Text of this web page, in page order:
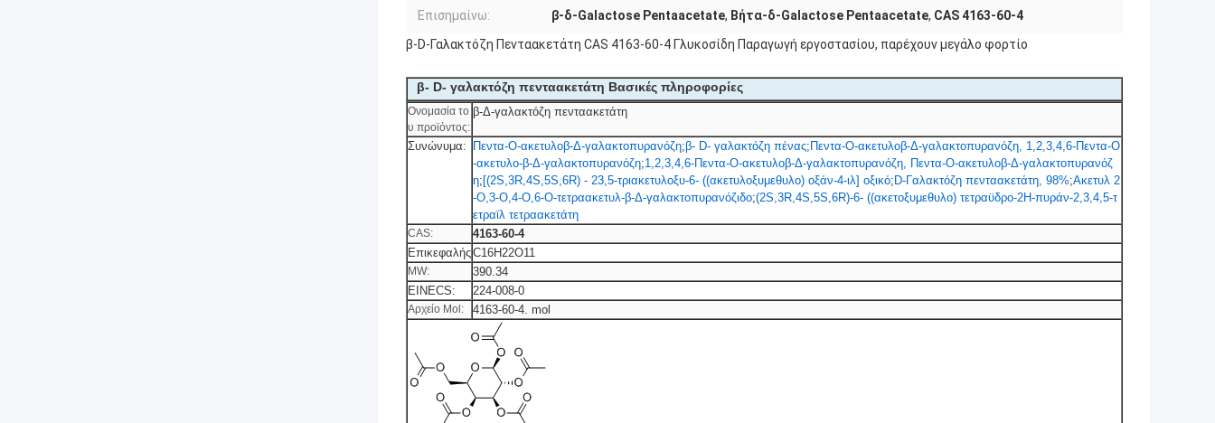
Επισημαίνω: β-δ-Galactose Pentaacetate, Βήτα-δ-Galactose Pentaacetate, CAS 4163-60-4
β-D-Γαλακτόζη Πενταακετάτη CAS 4163-60-4 Γλυκοσίδη Παραγωγή εργοστασίου, παρέχουν μεγάλο φορτίο
β- D- γαλακτόζη πενταακετάτη Βασικές πληροφορίες
Ονομασία το
υ προϊόντος:
β-Δ-γαλακτόζη πενταακετάτη
Συνώνυμα: Πεντα-Ο-ακετυλοβ-Δ-γαλακτοπυρανόζη;β- D- γαλακτόζη πένας; Πεντα-Ο-ακετυλοβ-Δ-γαλακτοπυρανόζη, 1,2,3,4,6-Πεντα-Ο
-ακετυλο-β-Δ-γαλακτοπυρανόζη;1,2,3,4,6-Πεντα-Ο-ακετυλοβ-Δ-γαλακτοπυρανόζη, Πεντα-Ο-ακετυλοβ-Δ-γαλακτοπυρανόζ
η; [(2S,3R,4S,5S,6R) - 23,5-τριακετυλοξυ-6- ((ακετυλοξυμεθυλο) οξάν-4-ιλ] οξικό; D-Γαλακτόζη πενταακετάτη, 98%;Ακετυλ 2
-Ο,3-Ο,4-Ο,6-Ο-τετραακετυλ-β-Δ-γαλακτοπυρανόζιδο;(2S,3R,4S,5S,6R)-6- ((ακετοξυμεθυλο) τετραϋδρο-2H-πυράν-2,3,4,5-τ
ετραϊλ τετραακετάτη
CAS:
4163-60-4
ΕπικεφαλήςC16H22O11
MW:
390.34
EINECS:
224-008-0
Αρχείο Mol: 4163-60-4. mol